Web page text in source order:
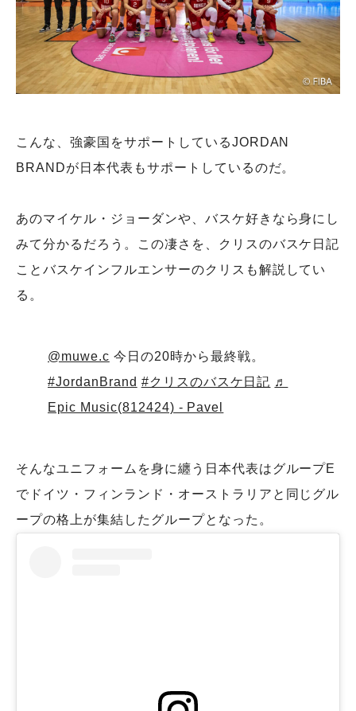
こんな、強豪国をサポートしているJORDAN
BRANDが日本代表もサポートしているのだ。
あのマイケル・ジョーダンや、バスケ好きなら身にし
みて分かるだろう。この凄さを、クリスのバスケ日記
ことバスケインフルエンサーのクリスも解説してい
る。
@muwe.c 今日の20時から最終戦。
#JordanBrand #クリスのバスケ日記 ♬
Epic Music(812424) - Pavel
そんなユニフォームを身に纏う日本代表はグループE
でドイツ・フィンランド・オーストラリアと同じグル
ープの格上が集結したグループとなった。